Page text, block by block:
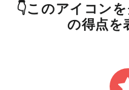
👇このアイコン
の得点を